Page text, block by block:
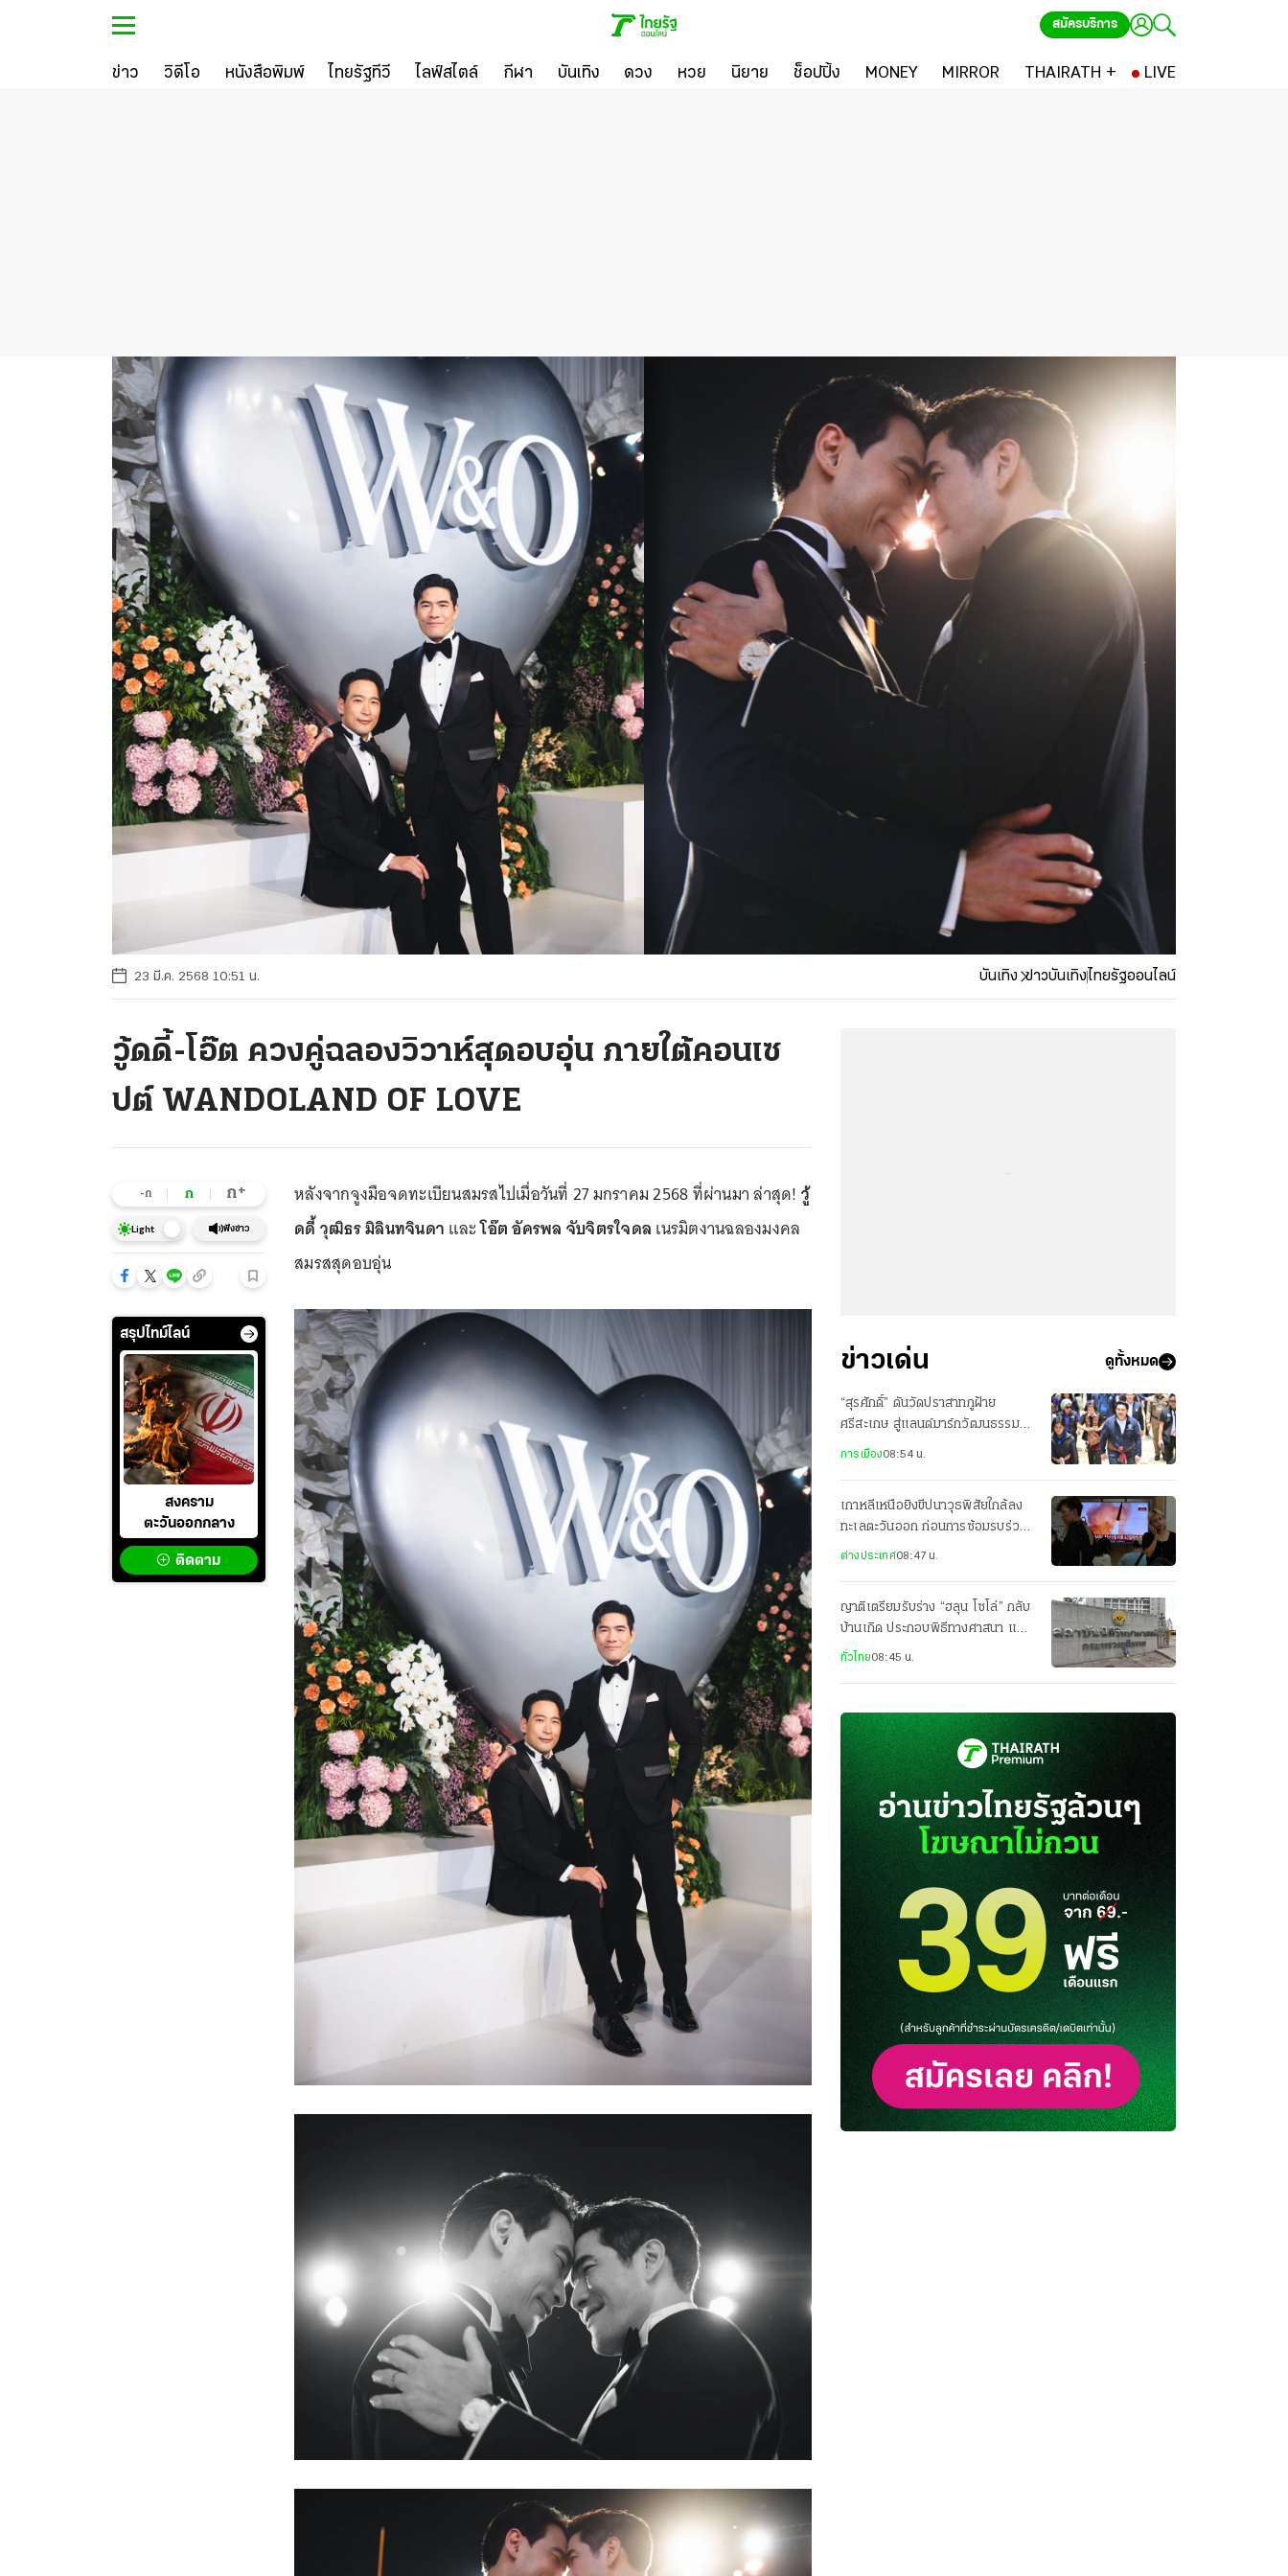
สมัครบริการ
ข่าว วิดีโอ หนังสือพิมพ์ ไทยรัฐทีวี ไลฟ์สไตล์ กีฬา บันเทิง ดวง หวย นิยาย ช็อปปิ้ง MONEY MIRROR THAIRATH + LIVE
23 มี.ค. 2568 10:51 น. บันเทิง ข่าวบันเทิงไทยรัฐออนไลน์
วู้ดดี้-โอ๊ต ควงคู่ฉลองวิวาห์สุดอบอุ่น ภายใต้คอนเซ
ปต์ WANDOLAND OF LOVE
-ก ก ก+
Light ฟังข่าว
สรุปไทม์ไลน์
สงคราม
ตะวันออกกลาง
ติดตาม
หลังจากจูงมือจดทะเบียนสมรสไปเมื่อวันที่ 27 มกราคม 2568 ที่ผ่านมา ล่าสุด! วู้
ดดี้ วุฒิธร มิลินทจินดา และโอ๊ต อัครพล จับจิตรใจดล เนรมิตงานฉลองมงคล
สมรสสุดอบอุ่น
ข่าวเด่น ดูทั้งหมด
“สุรศักดิ์” ดันวัดปราสาทภูฝ้าย
ศรีสะเกษ สู่แลนด์มาร์กวัฒนธรรม-
สายมู ชูสกายวอล์กภูเขาไฟโบราณ
การเมือง08:54 น.
เกาหลีเหนือยิงขีปนาวุธพิสัยใกล้ลง
ทะเลตะวันออก ก่อนการซ้อมรบร่วม
สหรัฐฯ-เกาหลีใต้
ต่างประเทศ08:47 น.
ญาติเตรียมรับร่าง “ฮลุน โซโล่” กลับ
บ้านเกิด ประกอบพิธีทางศาสนา แฟน
คลับร่วมไว้อาลัย
ทั่วไทย08:45 น.